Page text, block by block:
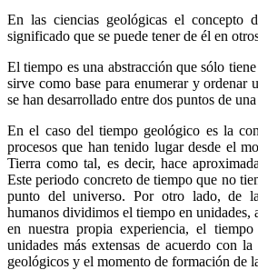
En las ciencias geológicas el concepto
significado que se puede tener de él en
El tiempo es una abstracción que sólo
sirve como base para enumerar y ordenar
se han desarrollado entre dos puntos de
En el caso del tiempo geológico es la
procesos que han tenido lugar desde el
Tierra como tal, es decir, hace
Este periodo concreto de tiempo que no
punto del universo. Por otro lado, de
humanos dividimos el tiempo en unidades,
en nuestra propia experiencia, el
unidades más extensas de acuerdo con
geológicos y el momento de formación de